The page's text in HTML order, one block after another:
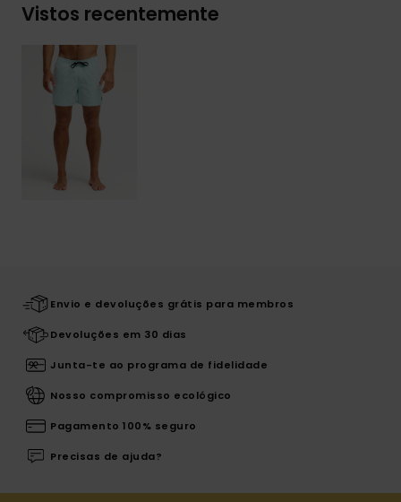
Vistos recentemente
Envio e devoluções grátis para membros
Devoluções em 30 dias
Junta-te ao programa de fidelidade
Nosso compromisso ecológico
Pagamento 100% seguro
Precisas de ajuda?